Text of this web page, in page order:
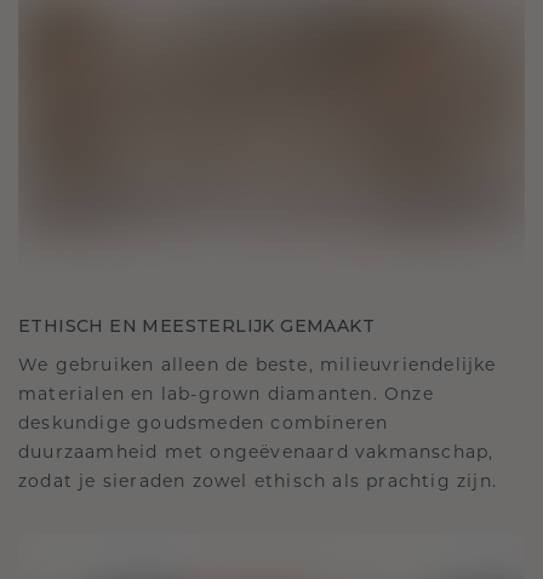
ETHISCH EN MEESTERLIJK GEMAAKT
We gebruiken alleen de beste, milieuvriendelijke
materialen en lab-grown diamanten. Onze
deskundige goudsmeden combineren
duurzaamheid met ongeëvenaard vakmanschap,
zodat je sieraden zowel ethisch als prachtig zijn.